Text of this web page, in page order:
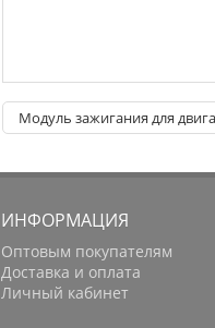
Модуль зажигания для
ИНФОРМАЦИЯ
Оптовым покупателям
Доставка и оплата
Личный кабинет